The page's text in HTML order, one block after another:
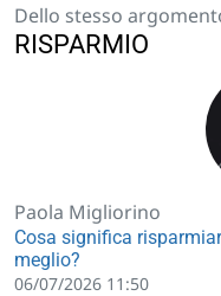
Dello stesso
RISPARMIO
Paola Migliorino
Cosa significa
meglio?
06/07/2026 11:50